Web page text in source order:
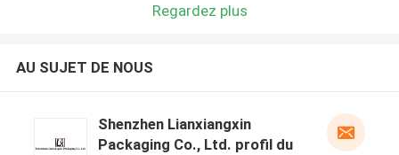
Regardez plus
AU SUJET DE NOUS
Shenzhen Lianxiangxin
Packaging Co., Ltd. profil du